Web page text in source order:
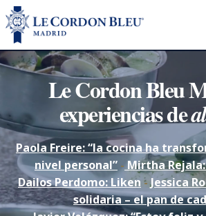
Le Cordon Bleu
experiencias de
Paola Freire: “la cocina ha
nivel personal” -Mirtha
Dailos Perdomo: Liken -Jessica
solidaria – el pan de